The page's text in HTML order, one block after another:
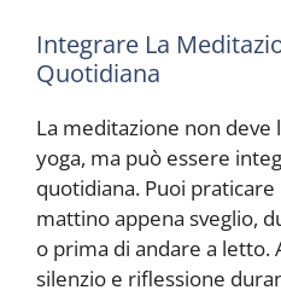
Integrare La
Quotidiana
La meditazione non deve
yoga, ma può essere
quotidiana. Puoi
mattino appena sveglio,
o prima di andare a letto.
silenzio e riflessione